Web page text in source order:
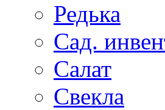
Редька
Сад.
Салат
Свекла